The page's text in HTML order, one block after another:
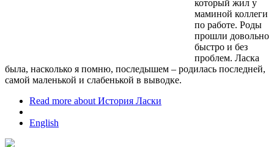
который жил у
маминой коллеги
по работе. Роды
прошли довольно
быстро и без
проблем. Ласка
была, насколько я помню, последышем – родилась последней,
самой маленькой и слабенькой в выводке.
Read more about История Ласки
English